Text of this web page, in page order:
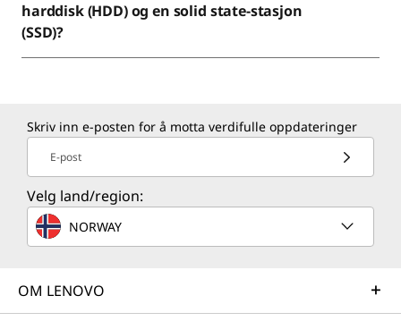
harddisk (HDD) og en solid state-stasjon
(SSD)?
Skriv inn e-posten for å motta verdifulle oppdateringer
E-post
Velg land/region:
NORWAY
OM LENOVO